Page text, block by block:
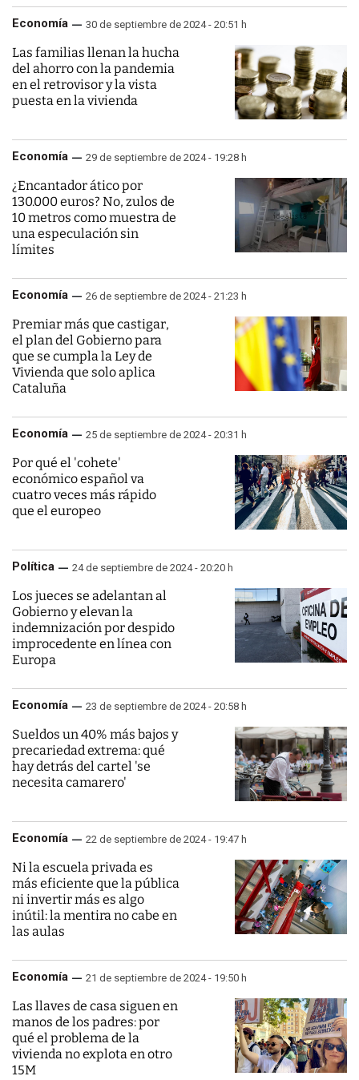
Economía 30 de septiembre de 2024 - 20:51 h
Las familias llenan la hucha
del ahorro con la pandemia
en el retrovisor y la vista
puesta en la vivienda
Economía 29 de septiembre de 2024 - 19:28 h
¿Encantador ático por
130.000 euros? No, zulos de
10 metros como muestra de
una especulación sin
límites
Economía 26 de septiembre de 2024 - 21:23 h
Premiar más que castigar,
el plan del Gobierno para
que se cumpla la Ley de
Vivienda que solo aplica
Cataluña
Economía 25 de septiembre de 2024 - 20:31 h
Por qué el 'cohete'
económico español va
cuatro veces más rápido
que el europeo
Política 24 de septiembre de 2024 - 20:20 h
Los jueces se adelantan al
Gobierno y elevan la
indemnización por despido
improcedente en línea con
Europa
Economía 23 de septiembre de 2024 - 20:58 h
Sueldos un 40% más bajos y
precariedad extrema: qué
hay detrás del cartel 'se
necesita camarero'
Economía 22 de septiembre de 2024 - 19:47 h
Ni la escuela privada es
más eficiente que la pública
ni invertir más es algo
inútil: la mentira no cabe en
las aulas
Economía 21 de septiembre de 2024 - 19:50 h
Las llaves de casa siguen en
manos de los padres: por
qué el problema de la
vivienda no explota en otro
15M